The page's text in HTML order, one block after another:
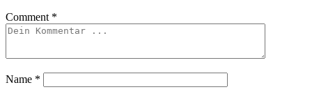
Comment *
Name *